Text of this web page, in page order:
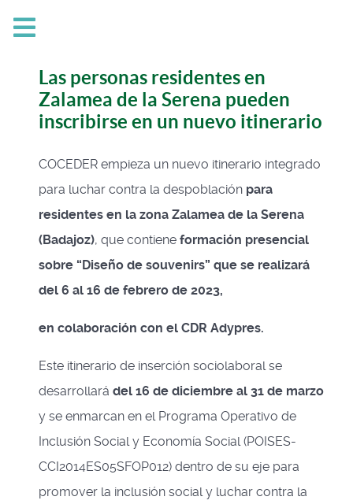
Las personas residentes en
Zalamea de la Serena pueden
inscribirse en un nuevo itinerario
COCEDER empieza un nuevo itinerario integrado
para luchar contra la despoblación para
residentes en la zona Zalamea de la Serena
(Badajoz), que contiene formación presencial
sobre “Diseño de souvenirs” que se realizará
del 6 al 16 de febrero de 2023,
en colaboración con el CDR Adypres.
Este itinerario de inserción sociolaboral se
desarrollará del 16 de diciembre al 31 de marzo
y se enmarcan en el Programa Operativo de
Inclusión Social y Economía Social (POISES-
CCI2014ES05SFOP012) dentro de su eje para
promover la inclusión social y luchar contra la